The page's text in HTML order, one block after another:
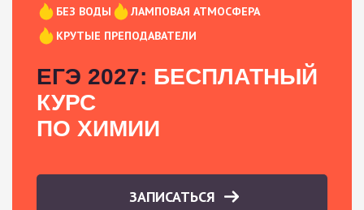
БЕЗ ВОДЫ
ЛАМПОВАЯ АТМОСФЕРА
КРУТЫЕ ПРЕПОДАВАТЕЛИ
ЕГЭ 2027: БЕСПЛАТНЫЙ
КУРС
ПО ХИМИИ
ЗАПИСАТЬСЯ